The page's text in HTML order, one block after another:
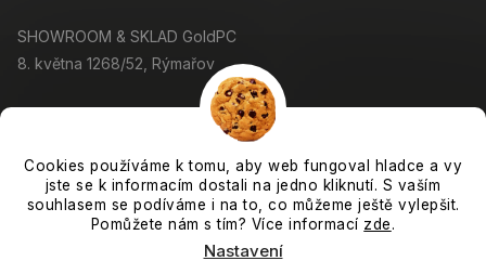
Cookies používáme k tomu, aby web fungoval hladce a vy
jste se k informacím dostali na jedno kliknutí. S vaším
souhlasem se podíváme i na to, co můžeme ještě vylepšit.
Pomůžete nám s tím? Více informací zde.
Nastavení
SHOWROOM & SKLAD GoldPC
8. května 1268/52, Rýmařov
Copyright 2026GoldPC.cz . Všechna práva vyhrazena.
Grafický návrh vytvořil a nakódovalShoptak.cz